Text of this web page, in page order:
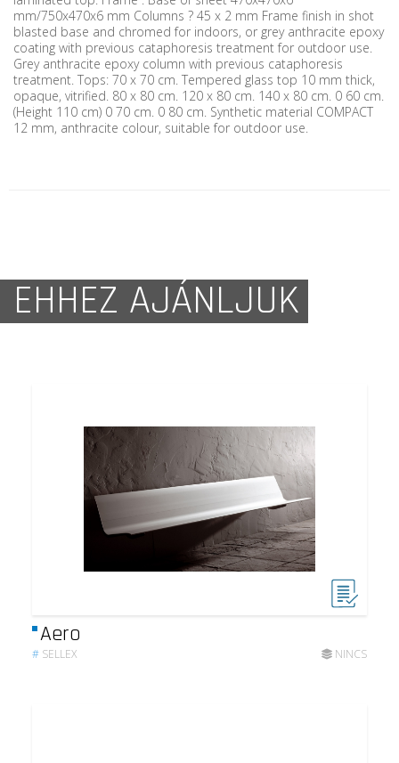
mm/750x470x6 mm Columns ? 45 x 2 mm Frame finish in shot
blasted base and chromed for indoors, or grey anthracite epoxy
coating with previous cataphoresis treatment for outdoor use.
Grey anthracite epoxy column with previous cataphoresis
treatment. Tops: 70 x 70 cm. Tempered glass top 10 mm thick,
opaque, vitrified. 80 x 80 cm. 120 x 80 cm. 140 x 80 cm. 0 60 cm.
(Height 110 cm) 0 70 cm. 0 80 cm. Synthetic material COMPACT
12 mm, anthracite colour, suitable for outdoor use.
EHHEZ AJÁNLJUK
Aero
# SELLEX NINCS